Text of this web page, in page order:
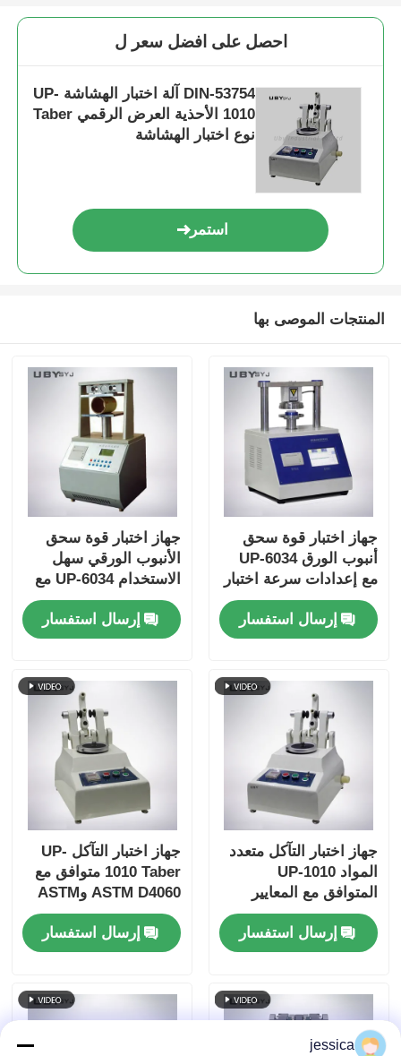
احصل على افضل سعر ل
DIN-53754 آلة اختبار الهشاشة UP-
1010 الأحذية العرض الرقمي Taber
نوع اختبار الهشاشة
استمر
المنتجات الموصى بها
جهاز اختبار قوة سحق
أنبوب الورق UP-6034
مع إعدادات سرعة اختبار
متعددة وحماية من
الحمل الزائد والتوافق مع
ISO11093-9
إرسال استفسار
جهاز اختبار قوة سحق
الأنبوب الورقي سهل
الاستخدام UP-6034 مع
واجهة شاشة تعمل
باللمس ووظيفة الإرجاع
التلقائي
إرسال استفسار
جهاز اختبار التآكل متعدد
المواد UP-1010
المتوافق مع المعايير
الدولية المتعددة
إرسال استفسار
جهاز اختبار التآكل UP-
1010 Taber متوافق مع
ASTM D4060 وASTM
D1044 وISO 5470 وJIS
K7204 ويتميز بحمل قابل
للتعديل 250 جم، و500
دورة/دقيقة.
إرسال استفسار
jessica